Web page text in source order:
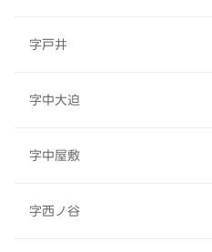
字戸井
字中大迫
字中屋敷
字西ノ谷